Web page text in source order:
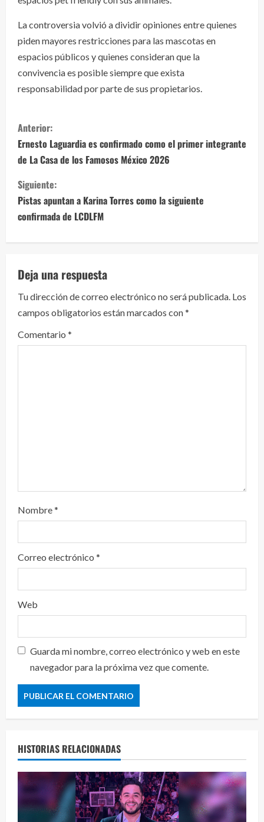
La controversia volvió a dividir opiniones entre quienes
piden mayores restricciones para las mascotas en
espacios públicos y quienes consideran que la
convivencia es posible siempre que exista
responsabilidad por parte de sus propietarios.
S
i
g
u
e
l
e
y
e
n
Anterior:
Ernesto Laguardia es confirmado como el primer integrante
de La Casa de los Famosos México 2026
Siguiente:
Pistas apuntan a Karina Torres como la siguiente
confirmada de LCDLFM
Deja una respuesta
Tu dirección de correo electrónico no será publicada. Los
campos obligatorios están marcados con*
Comentario *
Nombre*
Correo electrónico *
Web
Guarda mi nombre, correo electrónico y web en este
navegador para la próxima vez que comente.
HISTORIAS RELACIONADAS